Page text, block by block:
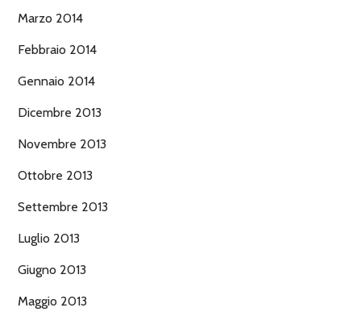
Marzo 2014
Febbraio 2014
Gennaio 2014
Dicembre 2013
Novembre 2013
Ottobre 2013
Settembre 2013
Luglio 2013
Giugno 2013
Maggio 2013